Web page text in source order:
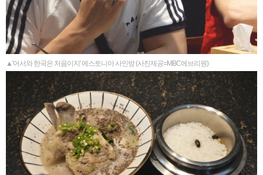
▲'어서와 한국은 처음이지' 에스토니아 사인방 (사진제공=MBC에브리원)